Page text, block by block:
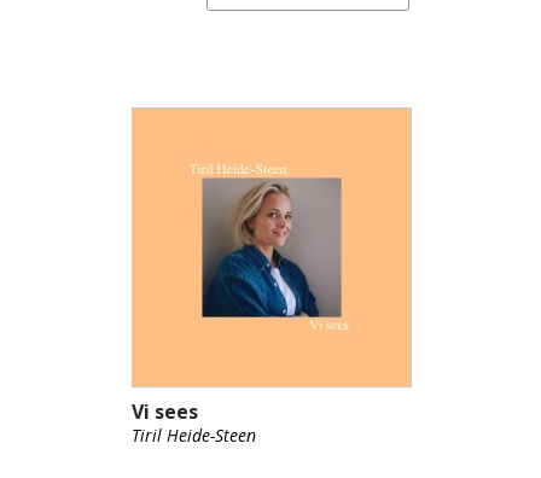
Vi sees
Tiril Heide-Steen